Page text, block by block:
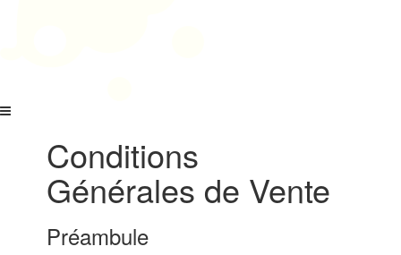
Conditions
Générales de Vente
Préambule